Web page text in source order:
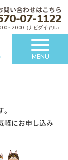
問い合わせはこちら
07-1122
～20:00（ナビダイヤル）
MENU
軽にお申し込み